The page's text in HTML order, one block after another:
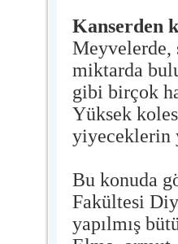
Kanserden
Meyvelerde,
miktarda
gibi birçok
Yüksek
yiyeceklerin
Bu konuda
Fakültesi
yapılmış